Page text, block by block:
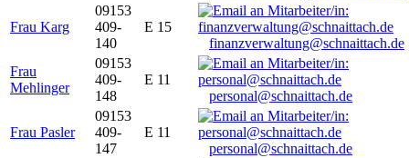
Frau Karg
09153
409-
140
E 15
finanzverwaltung@schnaittach.de
Frau
Mehlinger
09153
409-
148
E 11
personal@schnaittach.de
Frau Pasler
09153
409-
147
E 11
personal@schnaittach.de